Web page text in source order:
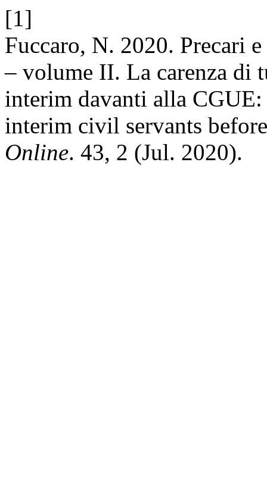
[1]
Fuccaro, N. 2020. Precari
– volume II. La carenza di
interim davanti alla
interim civil servants
Online. 43, 2 (Jul. 2020).